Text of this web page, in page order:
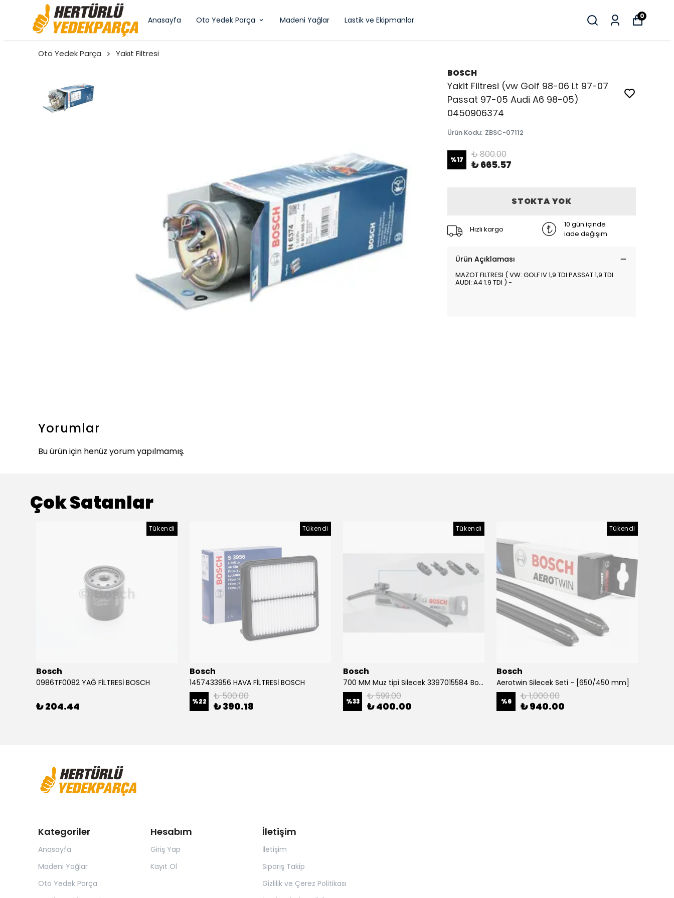
Anasayfa Oto Yedek Parça Madeni Yağlar Lastik ve Ekipmanlar 0
Oto Yedek Parça Yakıt Filtresi
BOSCH
Yakit Filtresi (vw Golf 98-06 Lt 97-07
Passat 97-05 Audi A6 98-05)
0450906374
Ürün Kodu: ZBSC-07112
%17 ₺ 800.00
₺ 665.57
STOKTA YOK
Hızlı kargo
10 gün içinde
iade değişim
Ürün Açıklaması
MAZOT FILTRESI ( VW: GOLF IV 1,9 TDI PASSAT 1,9 TDI
AUDI: A4 1.9 TDI ) -
Yorumlar
Bu ürün için henüz yorum yapılmamış.
Çok Satanlar
Tükendi
Bosch
0986TF0082 YAĞ FİLTRESİ BOSCH
₺ 204.44
Tükendi
Bosch
1457433956 HAVA FİLTRESİ BOSCH
%22 ₺ 500.00
₺ 390.18
Tükendi
Bosch
700 MM Muz tipi Silecek 3397015584 Bosch
%33 ₺ 599.00
₺ 400.00
Tükendi
Bosch
Aerotwin Silecek Seti - [650/450 mm]
%6 ₺ 1,000.00
₺ 940.00
Kategoriler
Anasayfa
Madeni Yağlar
Oto Yedek Parça
Hesabım
Giriş Yap
Kayıt Ol
İletişim
İletişim
Sipariş Takip
Gizlilik ve Çerez Politikası